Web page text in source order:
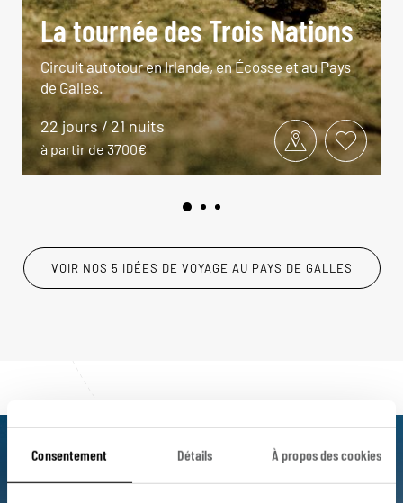
Consentement Détails À propos des cookies
La tournée des Trois Nations
Circuit autotour en Irlande, en Écosse et au Pays
de Galles.
22 jours / 21 nuits
à partir de 3700€
VOIR NOS 5 IDÉES DE VOYAGE AU PAYS DE GALLES
Luciole,